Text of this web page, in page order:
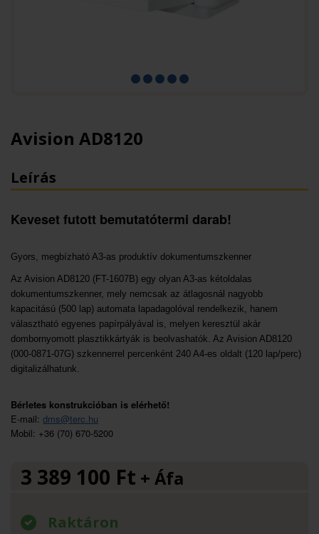
Avision AD8120
Leírás
Keveset futott bemutatótermi darab!
Gyors, megbízható A3-as produktív dokumentumszkenner
Az Avision AD8120 (FT-1607B) egy olyan A3-as kétoldalas
dokumentumszkenner, mely nemcsak az átlagosnál nagyobb
kapacitású (500 lap) automata lapadagolóval rendelkezik, hanem
választható egyenes papírpályával is, melyen keresztül akár
dombornyomott plasztikkártyák is beolvashatók. Az Avision AD8120
(000-0871-07G) szkennerrel percenként 240 A4-es oldalt (120 lap/perc)
digitalizálhatunk.
Bérletes konstrukcióban is elérhető!
E-mail: dms@terc.hu
Mobil: +36 (70) 670-5200
3 389 100 Ft + Áfa
Raktáron